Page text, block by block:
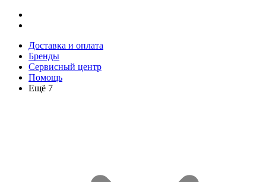
Доставка и оплата
Бренды
Сервисный центр
Помощь
Ещё 7